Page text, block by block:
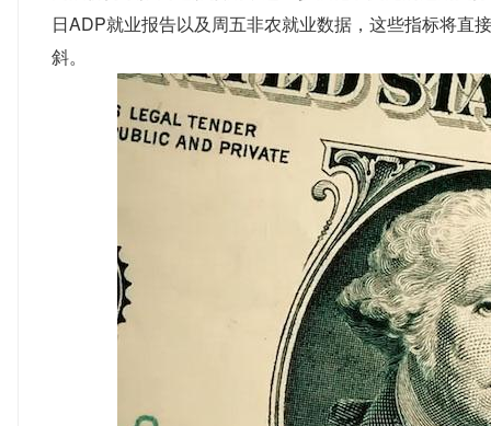
日ADP就业报告以及周五非农就业数据，这些指标将直
斜。